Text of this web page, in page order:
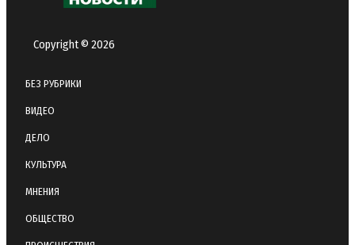
Copyright © 2026
БЕЗ РУБРИКИ
ВИДЕО
ДЕЛО
КУЛЬТУРА
МНЕНИЯ
ОБЩЕСТВО